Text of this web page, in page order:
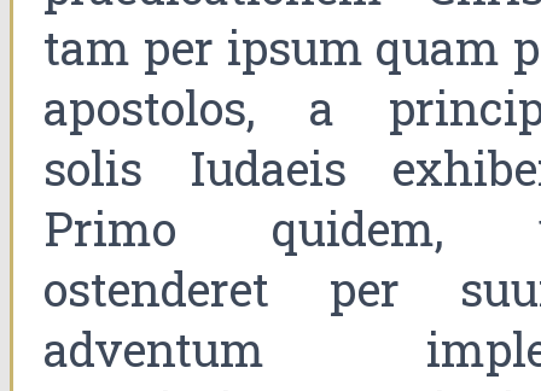
tam per ipsum quam
apostolos, a
solis Iudaeis
Primo quidem,
ostenderet per
adventum